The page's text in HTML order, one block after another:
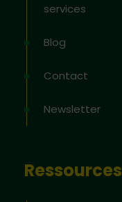
services
Blog
Contact
Newsletter
Ressources